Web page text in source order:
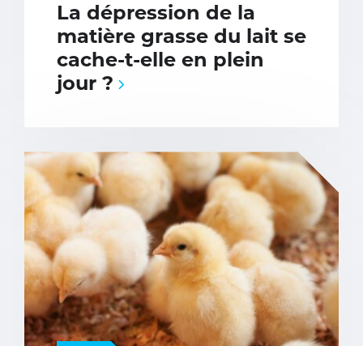
La dépression de la
matière grasse du lait se
cache-t-elle en plein
jour ?